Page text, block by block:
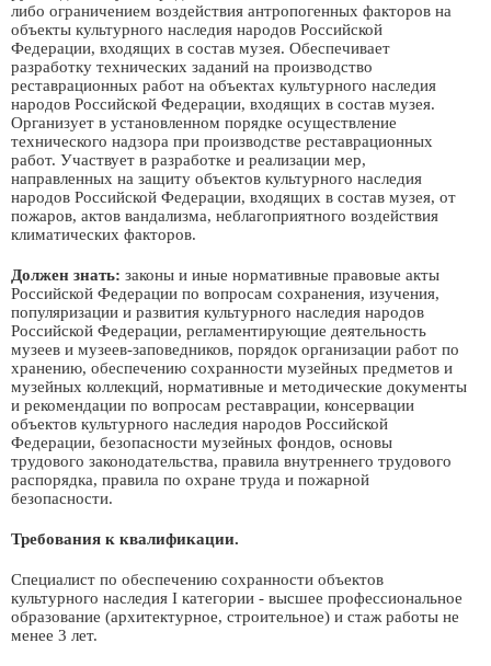
либо ограничением воздействия антропогенных факторов на
объекты культурного наследия народов Российской
Федерации, входящих в состав музея. Обеспечивает
разработку технических заданий на производство
реставрационных работ на объектах культурного наследия
народов Российской Федерации, входящих в состав музея.
Организует в установленном порядке осуществление
технического надзора при производстве реставрационных
работ. Участвует в разработке и реализации мер,
направленных на защиту объектов культурного наследия
народов Российской Федерации, входящих в состав музея, от
пожаров, актов вандализма, неблагоприятного воздействия
климатических факторов.
Должен знать: законы и иные нормативные правовые акты
Российской Федерации по вопросам сохранения, изучения,
популяризации и развития культурного наследия народов
Российской Федерации, регламентирующие деятельность
музеев и музеев-заповедников, порядок организации работ по
хранению, обеспечению сохранности музейных предметов и
музейных коллекций, нормативные и методические документы
и рекомендации по вопросам реставрации, консервации
объектов культурного наследия народов Российской
Федерации, безопасности музейных фондов, основы
трудового законодательства, правила внутреннего трудового
распорядка, правила по охране труда и пожарной
безопасности.
Требования к квалификации.
Специалист по обеспечению сохранности объектов
культурного наследия I категории - высшее профессиональное
образование (архитектурное, строительное) и стаж работы не
менее 3 лет.